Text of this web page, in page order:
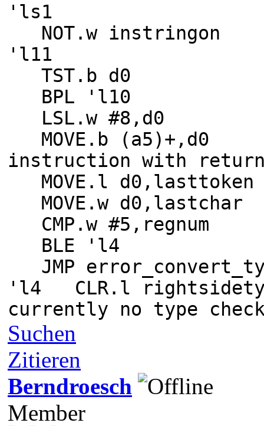
'ls1
NOT.w instringon
'l11
TST.b d0
BPL 'l10
LSL.w #8,d0
MOVE.b
instruction with
MOVE.l d0,lasttoken
MOVE.w d0,lastchar
CMP.w
BLE
JMP
'l4 CLR.l
currently no type
Suchen
Zitieren
Berndroesch
Member